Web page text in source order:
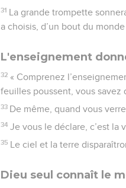
31 La grande trompette
a choisis, d’un bout du monde
L'enseignement
32 « Comprenez
feuilles poussent, vous savez
33 De même, quand vous
34 Je vous le déclare, c’est la
35 Le ciel et la terre
Dieu seul connaît le